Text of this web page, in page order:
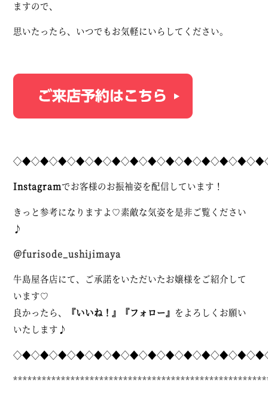
ますので、
思いたったら、いつでもお気軽にいらしてください。
Instagramでお客様のお振袖姿を配信しています！
きっと参考になりますよ♡素敵な気姿を是非ご覧ください
♪
＠furisode_ushijimaya
牛島屋各店にて、ご承諾をいただいたお嬢様をご紹介して
います♡
良かったら、
『いいね！』『フォロー』 をよろしくお願い
いたします♪